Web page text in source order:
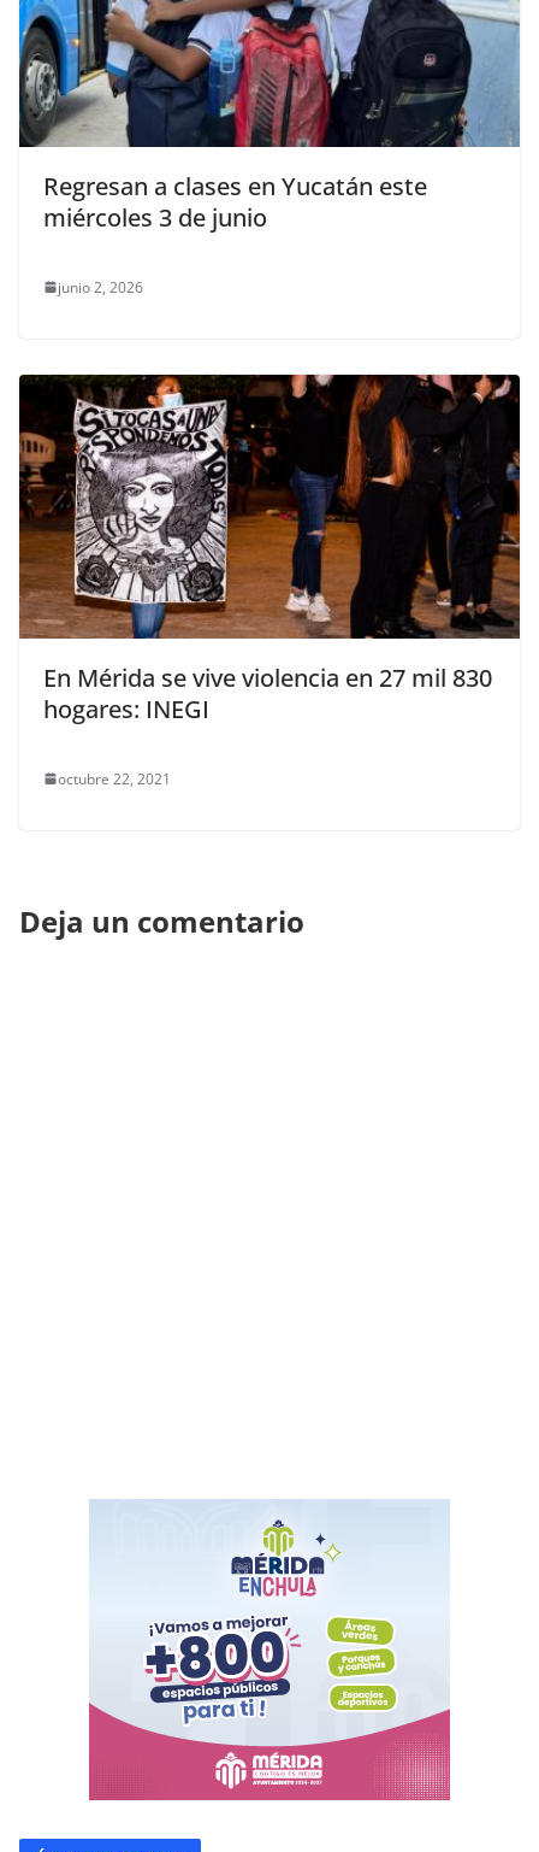
Regresan a clases en Yucatán este
miércoles 3 de junio
junio 2, 2026
En Mérida se vive violencia en 27 mil 830
hogares: INEGI
octubre 22, 2021
Deja un comentario